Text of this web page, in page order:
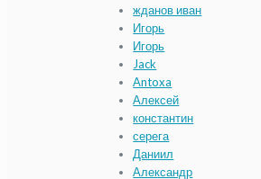
жданов иван
Игорь
Игорь
Jack
Antoxa
Алексей
константин
серега
Даниил
Александр